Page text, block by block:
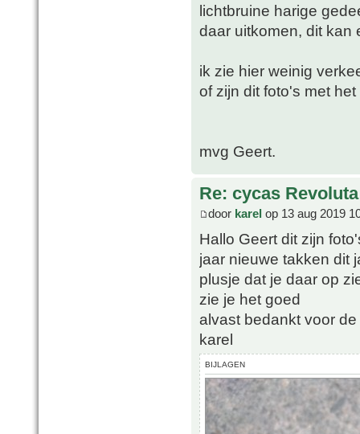
lichtbruine harige
daar uitkomen, dit kan
ik zie hier weinig
of zijn dit foto's met
mvg Geert.
Re: cycas Revoluta
door karel op 13 aug 2019
Hallo Geert dit zijn
jaar nieuwe takken dit
plusje dat je daar op
zie je het goed
alvast bedankt voor
karel
BIJLAGEN